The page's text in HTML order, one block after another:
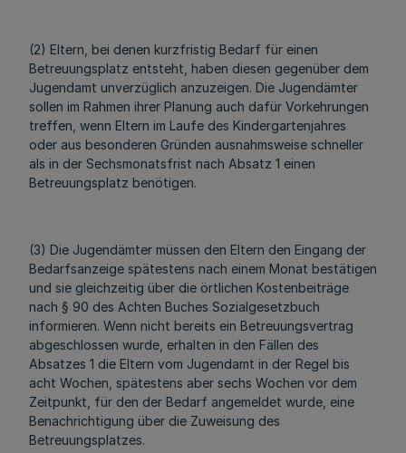
(2) Eltern, bei denen kurzfristig Bedarf für einen
Betreuungsplatz entsteht, haben diesen gegenüber dem
Jugendamt unverzüglich anzuzeigen. Die Jugendämter
sollen im Rahmen ihrer Planung auch dafür Vorkehrungen
treffen, wenn Eltern im Laufe des Kindergartenjahres
oder aus besonderen Gründen ausnahmsweise schneller
als in der Sechsmonatsfrist nach Absatz 1 einen
Betreuungsplatz benötigen.
(3) Die Jugendämter müssen den Eltern den Eingang der
Bedarfsanzeige spätestens nach einem Monat bestätigen
und sie gleichzeitig über die örtlichen Kostenbeiträge
nach § 90 des Achten Buches Sozialgesetzbuch
informieren. Wenn nicht bereits ein Betreuungsvertrag
abgeschlossen wurde, erhalten in den Fällen des
Absatzes 1 die Eltern vom Jugendamt in der Regel bis
acht Wochen, spätestens aber sechs Wochen vor dem
Zeitpunkt, für den der Bedarf angemeldet wurde, eine
Benachrichtigung über die Zuweisung des
Betreuungsplatzes.